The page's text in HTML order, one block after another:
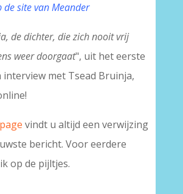
de site van Meander
de dichter, die zich nooit vrij
weer doorgaat", uit het eerste
interview met Tsead Bruinja,
vindt u altijd een verwijzing
bericht. Voor eerdere
op de pijltjes.